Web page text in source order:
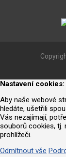
Nastavení
Aby naše webové
hledáte, ušetřili
Vás nezajímají,
souborů cookies, tj.
prohlížeči.
Odmítnout vše